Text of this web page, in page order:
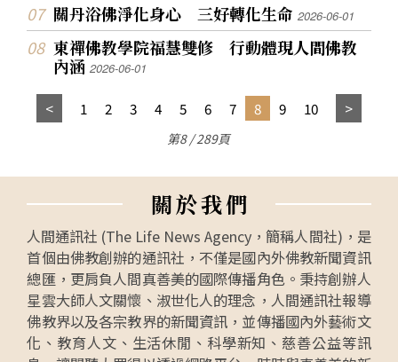
關丹浴佛淨化身心 三好轉化生命2026-06-01
東禪佛教學院福慧雙修 行動體現人間佛教
內涵2026-06-01
1 2 3 4 5 6 7 8 9 10
第8 / 289頁
關於我們
人間通訊社 (The Life News Agency，簡稱人間社)，是
首個由佛教創辦的通訊社，不僅是國內外佛教新聞資訊
總匯，更肩負人間真善美的國際傳播角色。秉持創辦人
星雲大師人文關懷、淑世化人的理念，人間通訊社報導
佛教界以及各宗教界的新聞資訊，並傳播國內外藝術文
化、教育人文、生活休閒、科學新知、慈善公益等訊